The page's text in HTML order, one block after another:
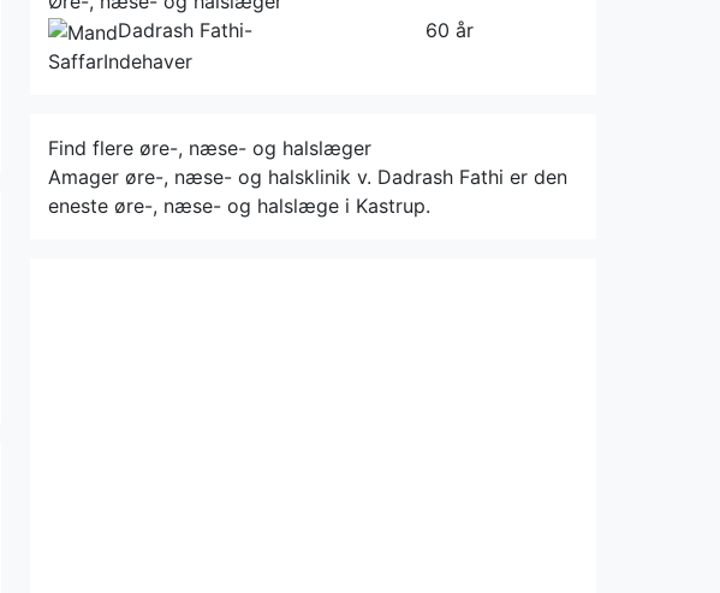
Dadrash Fathi-
SaffarIndehaver
60 år
Find flere øre-, næse- og halslæger
Amager øre-, næse- og halsklinik v. Dadrash Fathi er den
eneste øre-, næse- og halslæge i Kastrup.